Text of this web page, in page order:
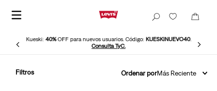
Kueski:40%OFF para nuevos usuarios. Código: KUESKINUEVO40.
Consulta TyC.
Filtros Ordenar porMás Reciente